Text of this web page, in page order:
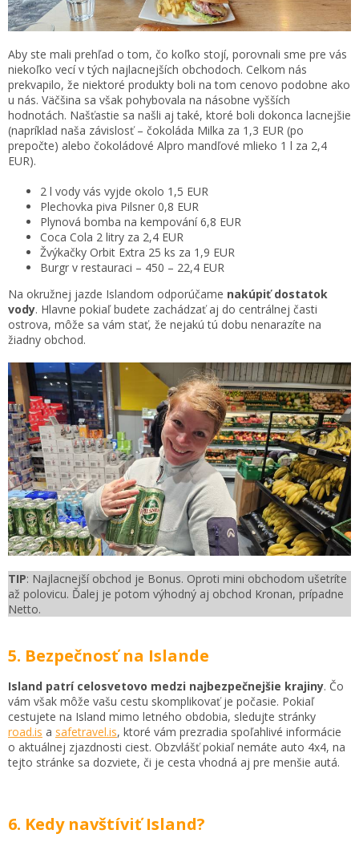
Aby ste mali prehľad o tom, čo koľko stojí, porovnali sme pre vás
niekoľko vecí v tých najlacnejších obchodoch. Celkom nás
prekvapilo, že niektoré produkty boli na tom cenovo podobne ako
u nás. Väčšina sa však pohybovala na násobne vyšších
hodnotách. Našťastie sa našli aj také, ktoré boli dokonca lacnejšie
(napríklad naša závislosť – čokoláda Milka za 1,3 EUR (po
prepočte) alebo čokoládové Alpro mandľové mlieko 1 l za 2,4
EUR).
2 l vody vás vyjde okolo 1,5 EUR
Plechovka piva Pilsner 0,8 EUR
Plynová bomba na kempování 6,8 EUR
Coca Cola 2 litry za 2,4 EUR
Žvýkačky Orbit Extra 25 ks za 1,9 EUR
Burgr v restauraci – 450 – 22,4 EUR
Na okružnej jazde Islandom odporúčame nakúpiť dostatok
vody. Hlavne pokiaľ budete zachádzať aj do centrálnej časti
ostrova, môže sa vám stať, že nejakú tú dobu nenarazíte na
žiadny obchod.
TIP: Najlacnejší obchod je Bonus. Oproti mini obchodom ušetríte
až polovicu. Ďalej je potom výhodný aj obchod Kronan, prípadne
Netto.
5. Bezpečnosť na Islande
Island patrí celosvetovo medzi najbezpečnejšie krajiny. Čo
vám však môže vašu cestu skomplikovať je počasie. Pokiaľ
cestujete na Island mimo letného obdobia, sledujte stránky
road.is a safetravel.is, ktoré vám prezradia spoľahlivé informácie
o aktuálnej zjazdnosti ciest. Obzvlášť pokiaľ nemáte auto 4x4, na
tejto stránke sa dozviete, či je cesta vhodná aj pre menšie autá.
6. Kedy navštíviť Island?